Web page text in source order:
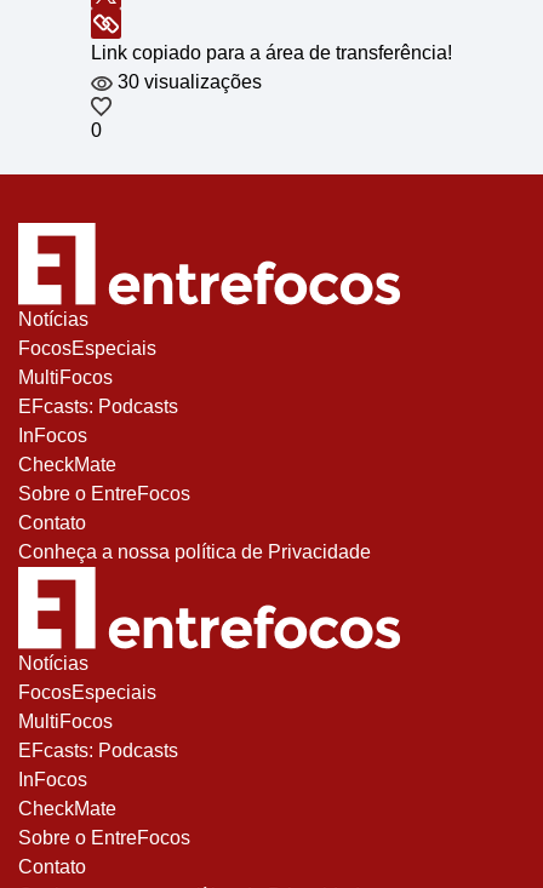
Link copiado para a área de transferência!
30 visualizações
0
Notícias
FocosEspeciais
MultiFocos
EFcasts: Podcasts
InFocos
CheckMate
Sobre o EntreFocos
Contato
Conheça a nossa política de Privacidade
Notícias
FocosEspeciais
MultiFocos
EFcasts: Podcasts
InFocos
CheckMate
Sobre o EntreFocos
Contato